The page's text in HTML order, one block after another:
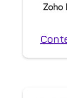
Zoho